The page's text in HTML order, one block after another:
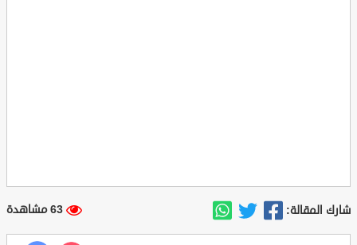
شارك المقالة: 63 مشاهدة